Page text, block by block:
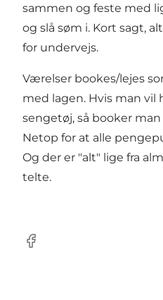
sammen og feste med
og slå søm i. Kort sagt,
for undervejs.
Værelser bookes/lejes
med lagen. Hvis man vil
sengetøj, så booker
Netop for at alle
Og der er "alt" lige fra
telte.
Facebook